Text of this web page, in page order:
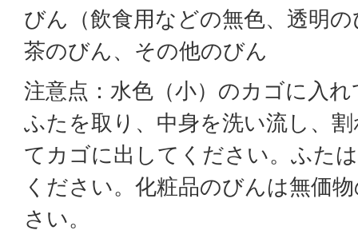
びん（飲食用などの無色、透明
茶のびん、その他のびん
注意点：水色（小）のカゴに入
ふたを取り、中身を洗い流し、
てカゴに出してください。ふた
ください。化粧品のびんは無価
さい。